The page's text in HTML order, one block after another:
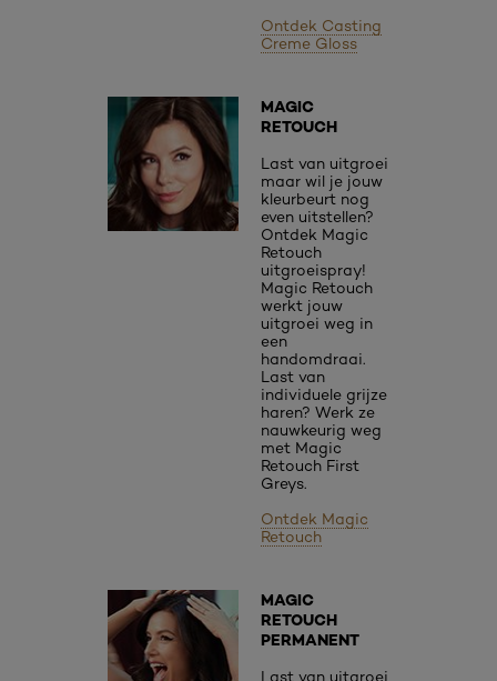
Ontdek Casting
Creme Gloss
MAGIC
RETOUCH
Last van uitgroei
maar wil je jouw
kleurbeurt nog
even uitstellen?
Ontdek Magic
Retouch
uitgroeispray!
Magic Retouch
werkt jouw
uitgroei weg in
een
handomdraai.
Last van
individuele grijze
haren? Werk ze
nauwkeurig weg
met Magic
Retouch First
Greys.
Ontdek Magic
Retouch
MAGIC
RETOUCH
PERMANENT
Last van uitgroei